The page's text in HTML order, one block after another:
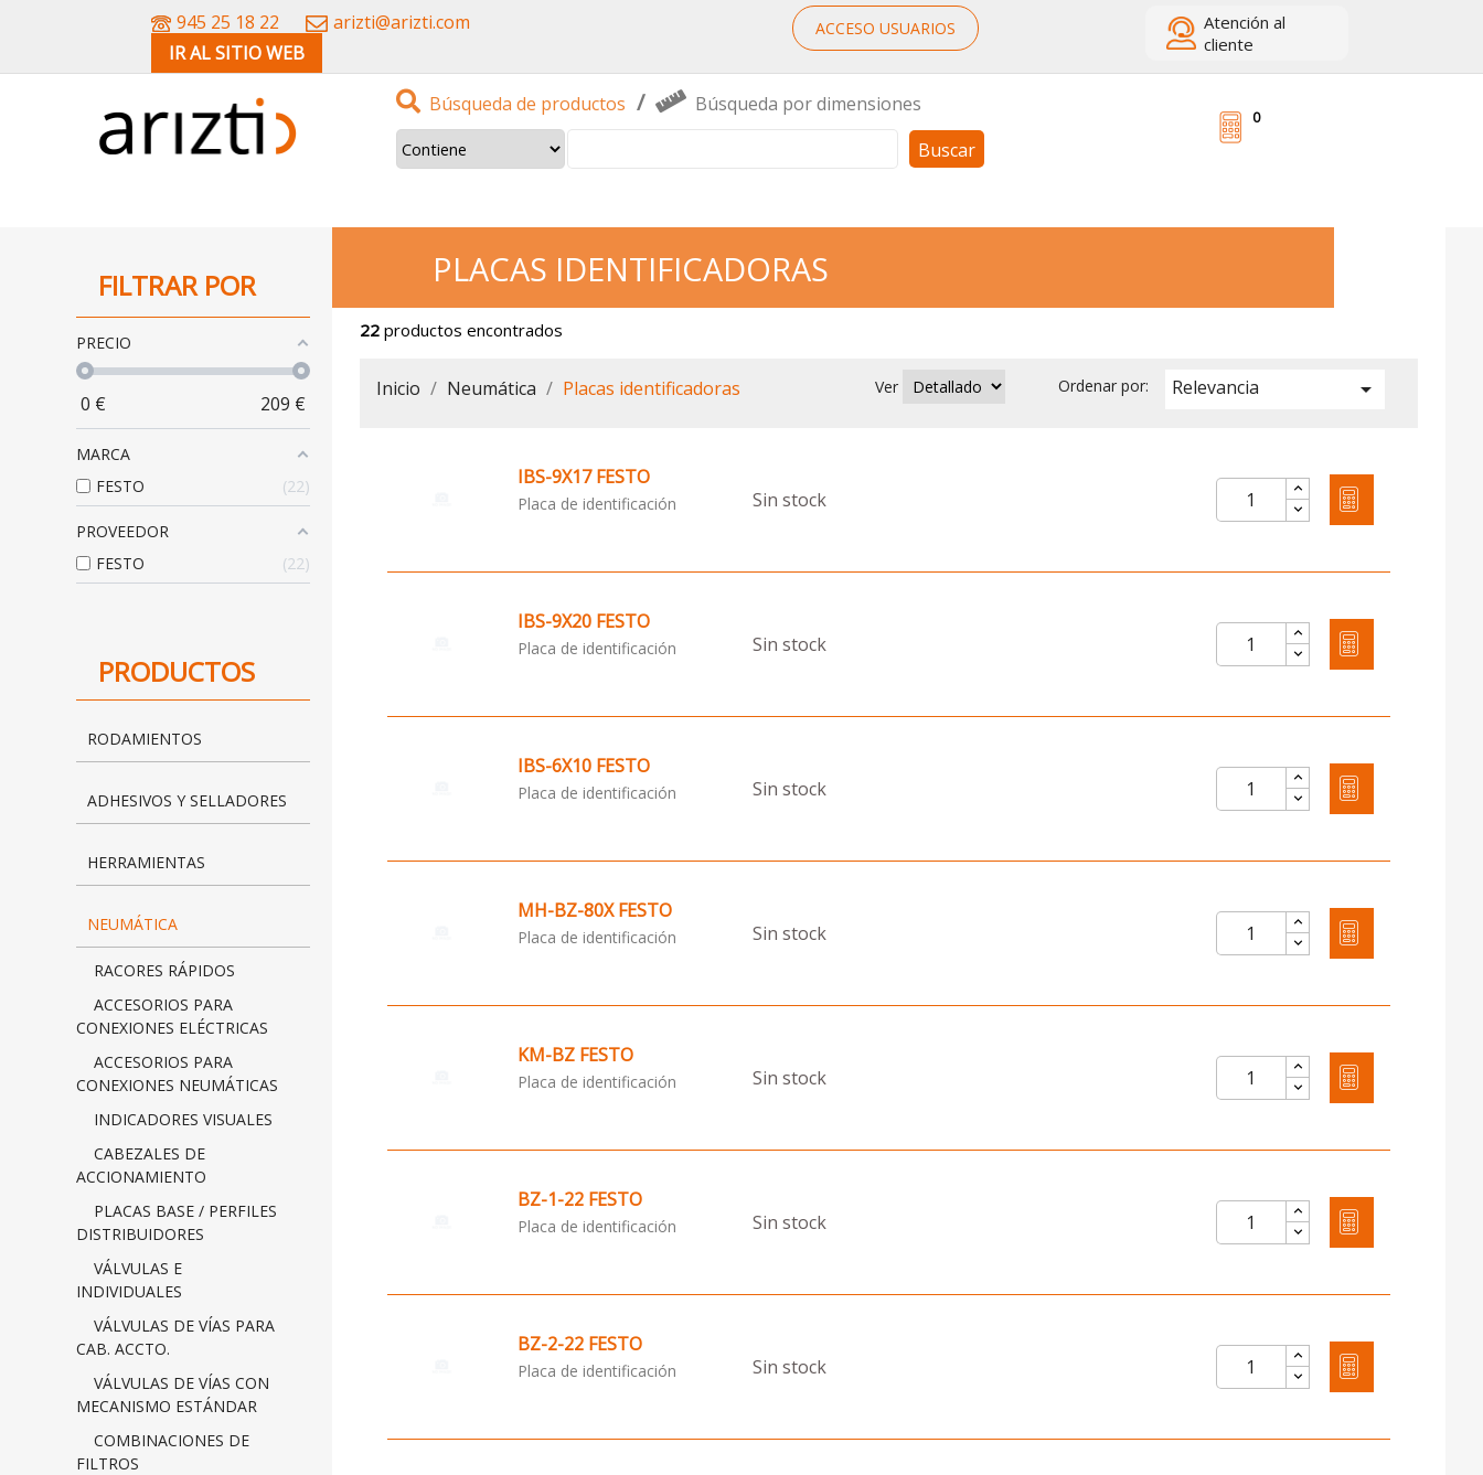
945 25 18 22
arizti@arizti.com
IR AL SITIO WEB
ACCESO USUARIOS Atenciónal
cliente
Búsqueda de productos /
Búsqueda por dimensiones
Buscar
0
FILTRAR POR
PRECIO
0 € 209 €
MARCA
FESTO
22
PROVEEDOR
FESTO
22
PRODUCTOS
RODAMIENTOS
ADHESIVOS Y SELLADORES
HERRAMIENTAS
NEUMÁTICA
RACORES RÁPIDOS
ACCESORIOS PARA
CONEXIONES ELÉCTRICAS
ACCESORIOS PARA
CONEXIONES NEUMÁTICAS
INDICADORES VISUALES
CABEZALES DE
ACCIONAMIENTO
PLACAS BASE / PERFILES
DISTRIBUIDORES
VÁLVULAS E
INDIVIDUALES
VÁLVULAS DE VÍAS PARA
CAB. ACCTO.
VÁLVULAS DE VÍAS CON
MECANISMO ESTÁNDAR
COMBINACIONES DE
FILTROS
PLACAS IDENTIFICADORAS
22productos encontrados
Inicio Neumática Placas identificadoras Ver Ordenar por: Relevancia 
IBS-9X17 FESTO
Placa de identificación Sin stock
IBS-9X20 FESTO
Placa de identificación Sin stock
IBS-6X10 FESTO
Placa de identificación Sin stock
MH-BZ-80X FESTO
Placa de identificación Sin stock
KM-BZ FESTO
Placa de identificación Sin stock
BZ-1-22 FESTO
Placa de identificación Sin stock
BZ-2-22 FESTO
Placa de identificación Sin stock